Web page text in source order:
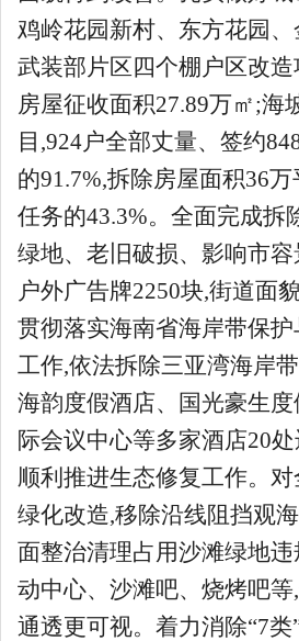
鸡岭花园新村、东方花园
武装部片区四个棚户区改
房屋征收面积27.89万㎡;海
目,924户全部丈量、签约
的91.7%,拆除房屋面积36
任务的43.3%。全面完成拆
绿地、老旧破损、影响市
户外广告牌2250块,街道面
贯彻落实海南省海岸带保
工作,依法拆除三亚湾海岸
海韵度假酒店、国光豪生
际会议中心等多家酒店20处
顺利推进生态修复工作。
绿化改造,移除沿线阻挡观
面整治清理占用沙滩绿地
动中心、沙滩吧、烧烤吧
通透更可视。着力消除“7